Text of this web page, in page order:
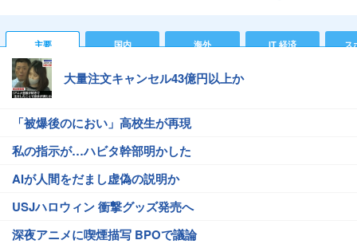
主要 国内 海外 IT 経済 ス
大量注文キャンセル43億円以上か
「被爆後のにおい」高校生が再現
私の指示が…ハビタ幹部明かした
AIが人間をだまし虚偽の説明か
USJハロウィン 衝撃グッズ発売へ
深夜アニメに喫煙描写 BPOで議論